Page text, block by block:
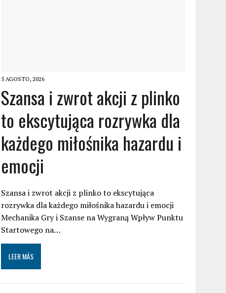
5 AGOSTO, 2026
Szansa i zwrot akcji z plinko
to ekscytująca rozrywka dla
każdego miłośnika hazardu i
emocji
Szansa i zwrot akcji z plinko to ekscytująca
rozrywka dla każdego miłośnika hazardu i emocji
Mechanika Gry i Szanse na Wygraną Wpływ Punktu
Startowego na…
LEER MÁS